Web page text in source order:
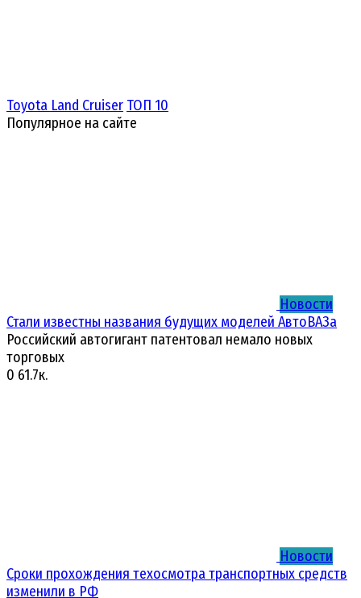
Toyota Land Cruiser ТОП 10
Популярное на сайте
Новости
Стали известны названия будущих моделей АвтоВАЗа
Российский автогигант патентовал немало новых
торговых
0 61.7к.
Новости
Сроки прохождения техосмотра транспортных средств
изменили в РФ